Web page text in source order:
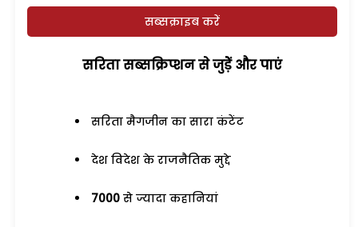
सब्सक्राइब करें
सरिता सब्सक्रिप्शन से जुड़ेें और पाएं
सरिता मैगजीन का सारा कंटेंट
देश विदेश के राजनैतिक मुद्दे
7000 से ज्यादा कहानियां